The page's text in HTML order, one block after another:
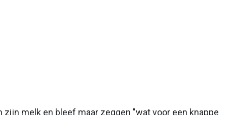
zijn melk en bleef maar zeggen "wat voor een knappe